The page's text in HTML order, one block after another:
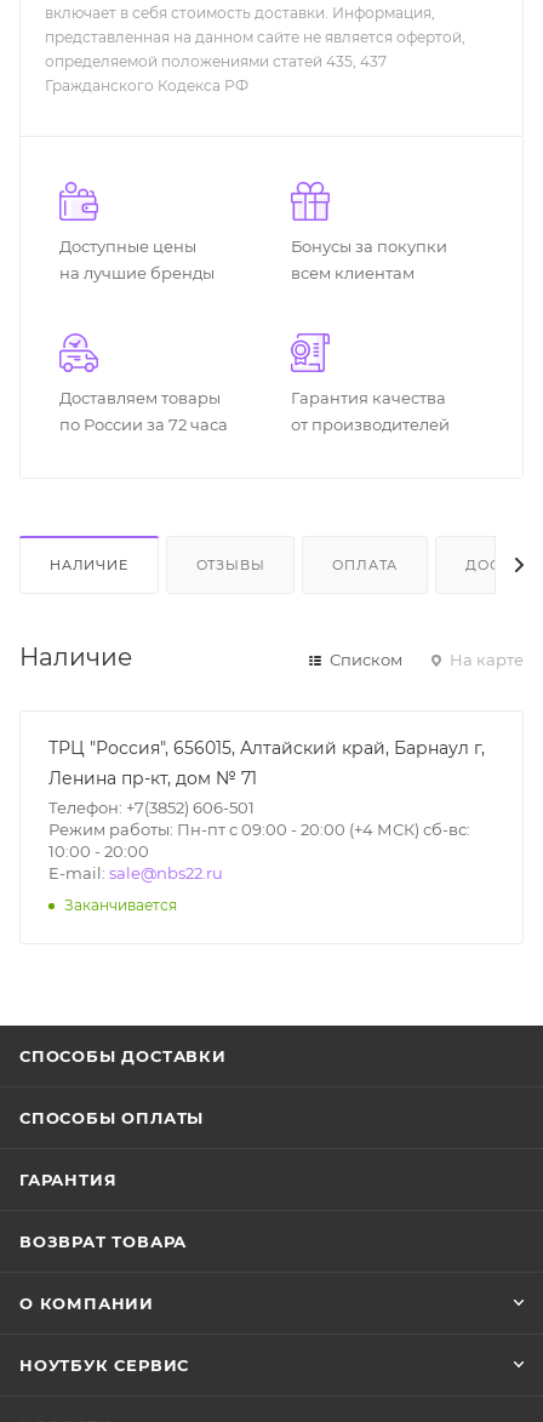
включает в себя стоимость доставки. Информация,
представленная на данном сайте не является офертой,
определяемой положениями статей 435, 437
Гражданского Кодекса РФ
Доступные цены
на лучшие бренды
Бонусы за покупки
всем клиентам
Доставляем товары
по России за 72 часа
Гарантия качества
от производителей
НАЛИЧИЕ ОТЗЫВЫ ОПЛАТА
Наличие Списком На карте
ТРЦ "Россия", 656015, Алтайский край, Барнаул г,
Ленина пр-кт, дом № 71
Телефон: +7(3852) 606-501
Режим работы: Пн-пт с 09:00 - 20:00 (+4 МСК) сб-вс:
10:00 - 20:00
E-mail: sale@nbs22.ru
Заканчивается
СПОСОБЫ ДОСТАВКИ
СПОСОБЫ ОПЛАТЫ
ГАРАНТИЯ
ВОЗВРАТ ТОВАРА
О КОМПАНИИ
НОУТБУК СЕРВИС